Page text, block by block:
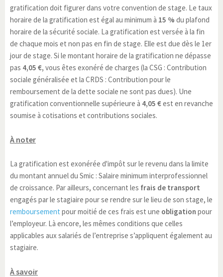
gratification doit figurer dans votre convention de stage. Le taux
horaire de la gratification est égal au minimum à 15 % du plafond
horaire de la sécurité sociale. La gratification est versée à la fin
de chaque mois et non pas en fin de stage. Elle est due dès le 1er
jour de stage. Si le montant horaire de la gratification ne dépasse
pas 4,05 €, vous êtes exonéré de charges (la CSG : Contribution
sociale généralisée et la CRDS : Contribution pour le
remboursement de la dette sociale ne sont pas dues). Une
gratification conventionnelle supérieure à 4,05 €est en revanche
soumise à cotisations et contributions sociales.
À noter
La gratification est exonérée d'impôt sur le revenu dans la limite
du montant annuel du Smic : Salaire minimum interprofessionnel
de croissance. Par ailleurs, concernant les frais de transport
engagés par le stagiaire pour se rendre sur le lieu de son stage, le
remboursement pour moitié de ces frais est une obligation pour
l’employeur. Là encore, les mêmes conditions que celles
applicables aux salariés de l’entreprise s’appliquent également au
stagiaire.
À savoir